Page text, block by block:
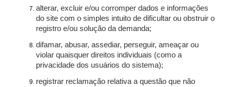
alterar, excluir e/ou corromper dados e informações
do site com o simples intuito de dificultar ou obstruir o
registro e/ou solução da demanda;
difamar, abusar, assediar, perseguir, ameaçar ou
violar quaisquer direitos individuais (como a
privacidade dos usuários do sistema);
registrar reclamação relativa a questão que não